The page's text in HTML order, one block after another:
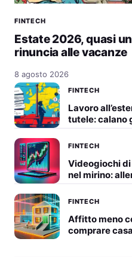
FINTECH
Estate 2026, quasi
rinuncia alle vacanze
8 agosto 2026
FINTECH
Lavoro
tutele: calano
FINTECH
Videogiochi
nel mirino:
FINTECH
Affitto meno
comprare